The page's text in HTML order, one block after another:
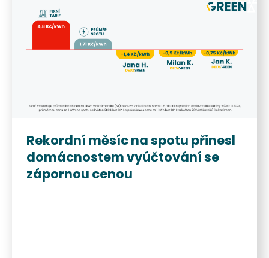
Rekordní měsíc na spotu přinesl
domácnostem vyúčtování se
zápornou cenou